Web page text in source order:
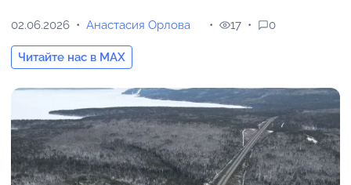
02.06.2026 Анастасия Орлова
Читайте нас в MAX
17 0